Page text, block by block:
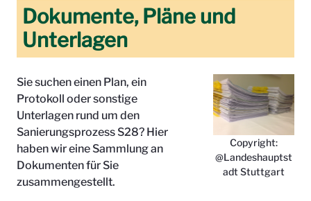
Dokumente, Pläne und
Unterlagen
Sie suchen einen Plan, ein
Protokoll oder sonstige
Unterlagen rund um den
Sanierungsprozess S28? Hier
haben wir eine Sammlung an
Dokumenten für Sie
zusammengestellt.
Copyright:
@Landeshauptst
adt Stuttgart